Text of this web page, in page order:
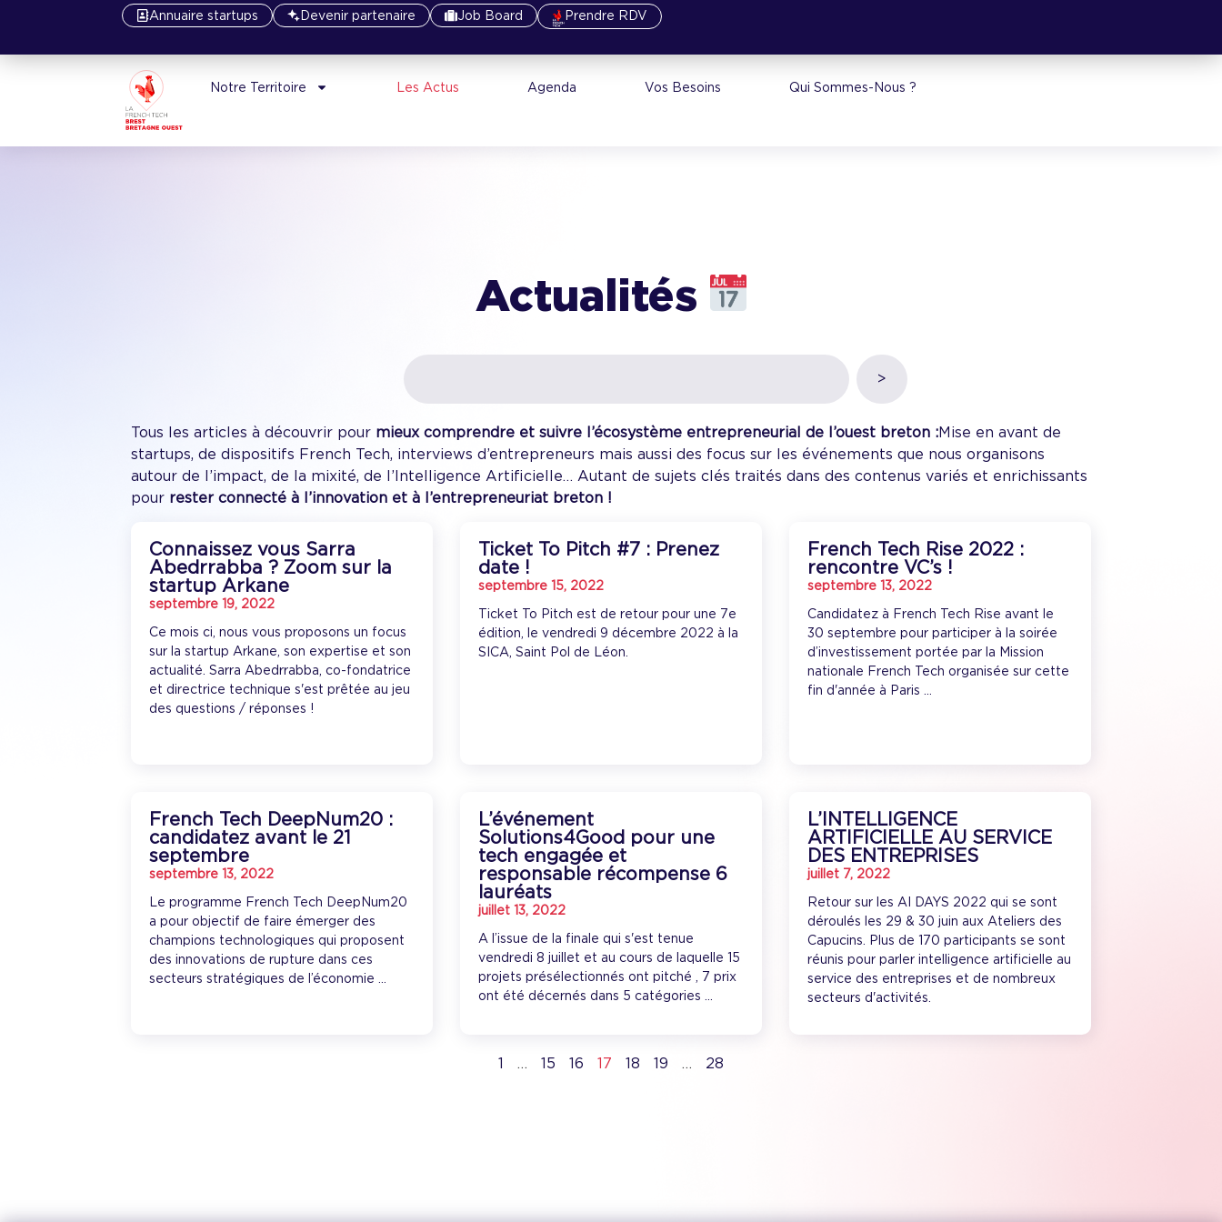
Annuaire startups Devenir partenaire Job Board Prendre RDV
Notre Territoire Les Actus Agenda Vos Besoins Qui Sommes-Nous ?
Actualités
>
Tous les articles à découvrir pour mieux comprendre et suivre l’écosystème entrepreneurial de l’ouest breton :Mise en avant de
startups, de dispositifs French Tech, interviews d’entrepreneurs mais aussi des focus sur les événements que nous organisons
autour de l’impact, de la mixité, de l’Intelligence Artificielle… Autant de sujets clés traités dans des contenus variés et enrichissants
pour rester connecté à l’innovation et à l’entrepreneuriat breton !
Connaissez vous Sarra
Abedrrabba ? Zoom sur la
startup Arkane
septembre 19, 2022
Ce mois ci, nous vous proposons un focus
sur la startup Arkane, son expertise et son
actualité. Sarra Abedrrabba, co-fondatrice
et directrice technique s'est prêtée au jeu
des questions / réponses !
Ticket To Pitch #7 : Prenez
date !
septembre 15, 2022
Ticket To Pitch est de retour pour une 7e
édition, le vendredi 9 décembre 2022 à la
SICA, Saint Pol de Léon.
French Tech Rise 2022 :
rencontre VC’s !
septembre 13, 2022
Candidatez à French Tech Rise avant le
30 septembre pour participer à la soirée
d’investissement portée par la Mission
nationale French Tech organisée sur cette
fin d'année à Paris ...
French Tech DeepNum20 :
candidatez avant le 21
septembre
septembre 13, 2022
Le programme French Tech DeepNum20
a pour objectif de faire émerger des
champions technologiques qui proposent
des innovations de rupture dans ces
secteurs stratégiques de l’économie ...
L’événement
Solutions4Good pour une
tech engagée et
responsable récompense 6
lauréats
juillet 13, 2022
A l’issue de la finale qui s'est tenue
vendredi 8 juillet et au cours de laquelle 15
projets présélectionnés ont pitché , 7 prix
ont été décernés dans 5 catégories ...
L’INTELLIGENCE
ARTIFICIELLE AU SERVICE
DES ENTREPRISES
juillet 7, 2022
Retour sur les AI DAYS 2022 qui se sont
déroulés les 29 & 30 juin aux Ateliers des
Capucins. Plus de 170 participants se sont
réunis pour parler intelligence artificielle au
service des entreprises et de nombreux
secteurs d'activités.
1 … 15 16 17 18 19 … 28